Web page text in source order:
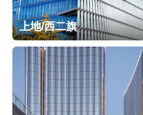
上地/西二旗